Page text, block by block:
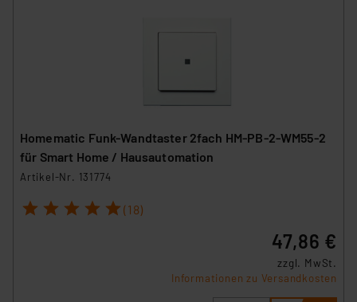
Homematic Funk-Wandtaster 2fach HM-PB-2-WM55-2
für Smart Home / Hausautomation
Artikel-Nr. 131774
1 2 3 4 5 (18)
47,86 €
zzgl. MwSt.
Informationen zu Versandkosten